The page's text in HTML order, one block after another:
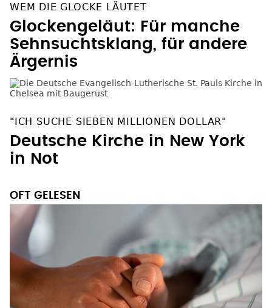
WEM DIE GLOCKE LÄUTET
Glockengeläut: Für manche
Sehnsuchtsklang, für andere
Ärgernis
"ICH SUCHE SIEBEN MILLIONEN DOLLAR"
Deutsche Kirche in New York
in Not
OFT GELESEN